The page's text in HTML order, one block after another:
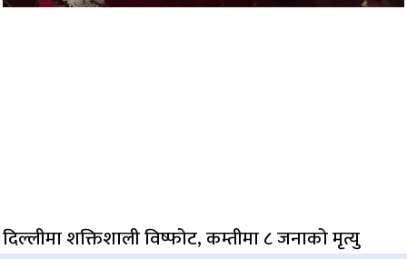
दिल्लीमा शक्तिशाली विष्फोट, कम्तीमा ८ जनाको मृत्यु